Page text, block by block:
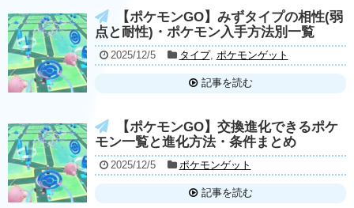
【ポケモンGO】みずタイプの相性(弱
点と耐性)・ポケモン入手方法別一覧
2025/12/5 タイプ, ポケモンゲット
記事を読む
【ポケモンGO】交換進化できるポケ
モン一覧と進化方法・条件まとめ
2025/12/5 ポケモンゲット
記事を読む